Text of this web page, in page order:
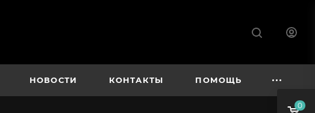
НОВОСТИ КОНТАКТЫ ПОМОЩЬ
0